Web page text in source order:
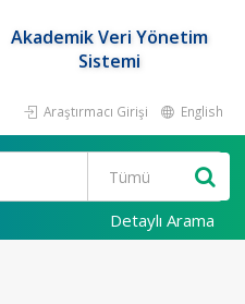
Akademik Veri Yönetim
Sistemi
Araştırmacı Girişi English
Detaylı Arama